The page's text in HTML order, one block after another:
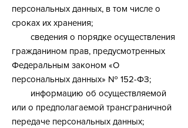
персональных данных, в том числе о
сроках их хранения;
сведения о порядке осуществления
гражданином прав, предусмотренных
Федеральным законом «О
персональных данных» № 152-ФЗ;
информацию об осуществляемой
или о предполагаемой трансграничной
передаче персональных данных;